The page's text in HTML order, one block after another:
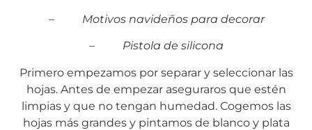
– Motivos navideños para decorar
– Pistola de silicona
Primero empezamos por separar y seleccionar las
hojas. Antes de empezar aseguraros que estén
limpias y que no tengan humedad. Cogemos las
hojas más grandes y pintamos de blanco y plata